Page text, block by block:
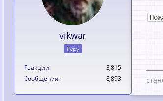
vikwar
Гуру
Реакции
3,815
Сообщения
8,893